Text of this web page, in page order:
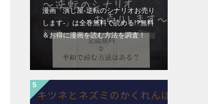
漫画「演じ屋-逆転のシナリオお売り
します-」は全巻無料で読める!?無料
＆お得に漫画を読む⽅法を調査！